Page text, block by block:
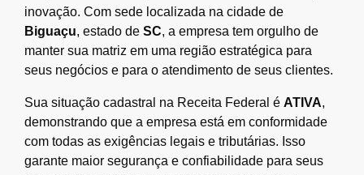
inovação. Com sede localizada na cidade de
Biguaçu, estado de SC, a empresa tem orgulho de
manter sua matriz em uma região estratégica para
seus negócios e para o atendimento de seus clientes.
Sua situação cadastral na Receita Federal é ATIVA,
demonstrando que a empresa está em conformidade
com todas as exigências legais e tributárias. Isso
garante maior segurança e confiabilidade para seus